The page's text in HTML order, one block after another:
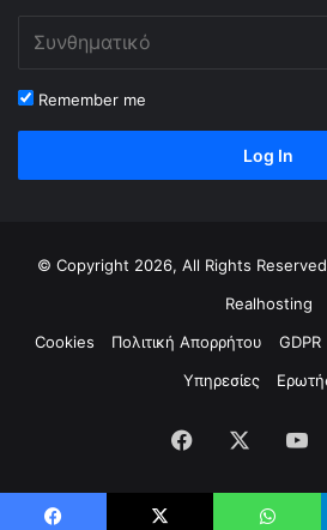
Remember me
Log In
© Copyright 2026, All Rights
Realhosting
Cookies
Πολιτική Απορρήτου GDPR
Υπηρεσίες
Facebook